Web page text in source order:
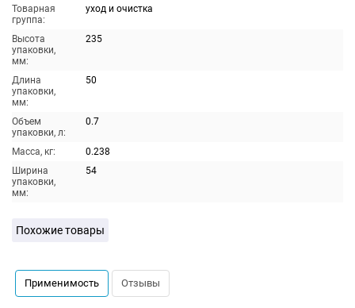
Товарная
группа:
уход и очистка
Высота
упаковки,
мм:
235
Длина
упаковки,
мм:
50
Объем
упаковки, л:
0.7
Масса, кг:
0.238
Ширина
упаковки,
мм:
54
Похожие товары
Применимость Отзывы